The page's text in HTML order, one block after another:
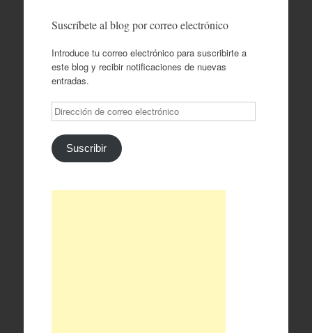
Suscríbete al blog por correo electrónico
Introduce tu correo electrónico para suscribirte a
este blog y recibir notificaciones de nuevas
entradas.
Dirección
de
correo
electrónico
Suscribir